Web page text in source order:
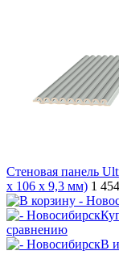
Стеновая панель
х 106 х 9,3 мм) 1
сравнению
В